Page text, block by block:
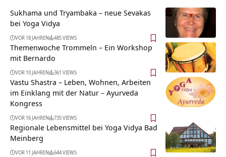
Sukhama und Tryambaka – neue Sevakas
bei Yoga Vidya
VOR 18 JAHREN 485 VIEWS
Themenwoche Trommeln – Ein Workshop
mit Bernardo
VOR 10 JAHREN 361 VIEWS
Vastu Shastra – Leben, Wohnen, Arbeiten
im Einklang mit der Natur – Ayurveda
Kongress
VOR 16 JAHREN 735 VIEWS
Regionale Lebensmittel bei Yoga Vidya Bad
Meinberg
VOR 11 JAHREN 644 VIEWS